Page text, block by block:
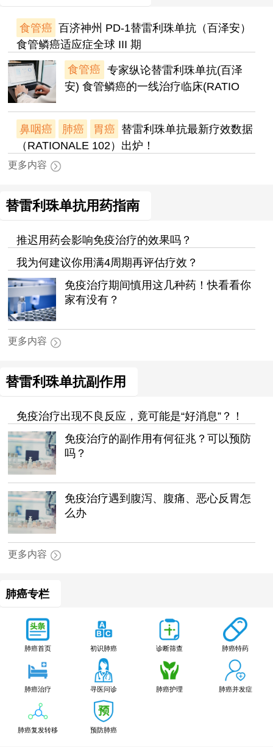
食管癌 百济神州 PD-1替雷利珠单抗（百泽安）
食管鳞癌适应症全球 III 期
食管癌 专家纵论替雷利珠单抗(百泽
安) 食管鳞癌的一线治疗临床(RATIO
鼻咽癌 肺癌 胃癌 替雷利珠单抗最新疗效数据
（RATIONALE 102）出炉！
更多内容
替雷利珠单抗用药指南
推迟用药会影响免疫治疗的效果吗？
我为何建议你用满4周期再评估疗效？
免疫治疗期间慎用这几种药！快看看你
家有没有？
更多内容
替雷利珠单抗副作用
免疫治疗出现不良反应，竟可能是“好消息”？！
免疫治疗的副作用有何征兆？可以预防
吗？
免疫治疗遇到腹泻、腹痛、恶心反胃怎
么办
更多内容
肺癌专栏
肺癌首页 初识肺癌 诊断筛查 肺癌特药
肺癌治疗 寻医问诊 肺癌护理 肺癌并发症
肺癌复发转移 预防肺癌